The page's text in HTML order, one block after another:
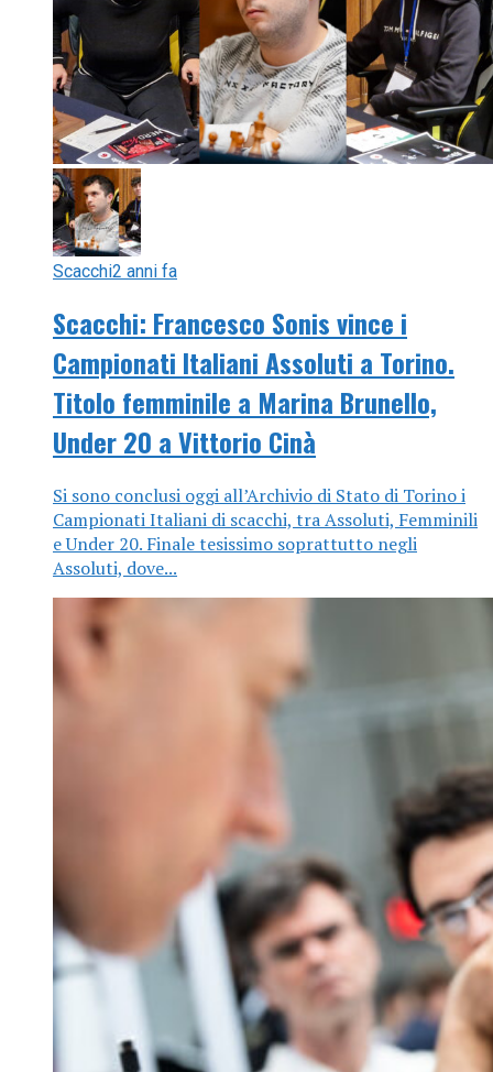
Scacchi2 anni fa
Scacchi: Francesco Sonis vince i
Campionati Italiani Assoluti a Torino.
Titolo femminile a Marina Brunello,
Under 20 a Vittorio Cinà
Si sono conclusi oggi all’Archivio di Stato di Torino i
Campionati Italiani di scacchi, tra Assoluti, Femminili
e Under 20. Finale tesissimo soprattutto negli
Assoluti, dove...